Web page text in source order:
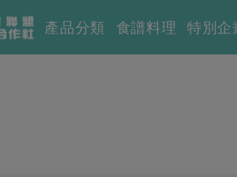
產品分類 食譜料理 特別企